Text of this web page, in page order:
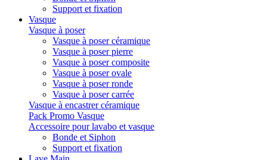
Support et fixation
Vasque
Vasque à poser
Vasque à poser céramique
Vasque à poser pierre
Vasque à poser composite
Vasque à poser ovale
Vasque à poser ronde
Vasque à poser carrée
Vasque à encastrer céramique
Pack Promo Vasque
Accessoire pour lavabo et vasque
Bonde et Siphon
Support et fixation